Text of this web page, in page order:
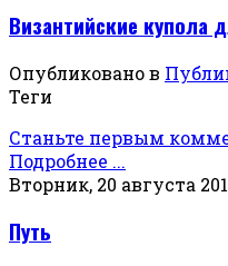
Византийские купола
Опубликовано в
Теги
Станьте первым
Подробнее ...
Вторник, 20 августа
Путь